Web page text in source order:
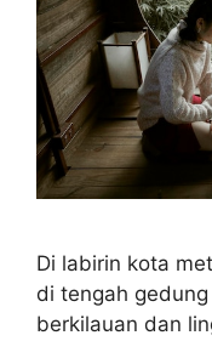
Di labirin kota
di tengah
berkilauan dan